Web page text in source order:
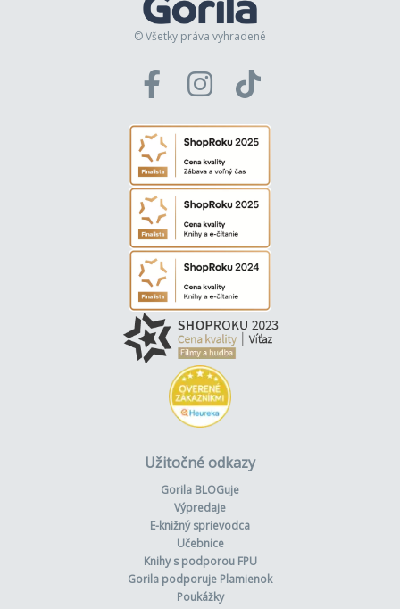
© Všetky práva vyhradené
Užitočné odkazy
Gorila BLOGuje
Výpredaje
E-knižný sprievodca
Učebnice
Knihy s podporou FPU
Gorila podporuje Plamienok
Poukážky